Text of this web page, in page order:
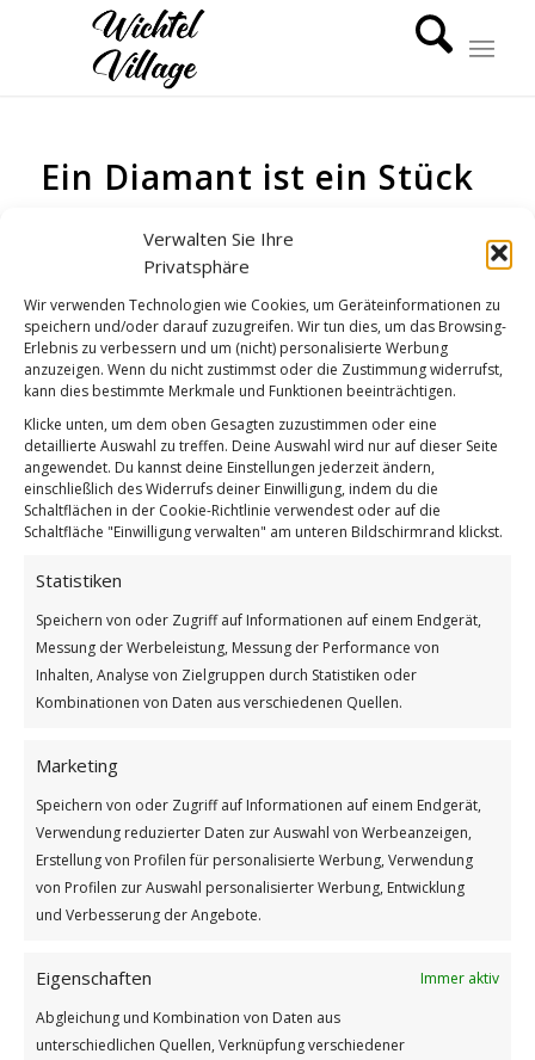
Verwalten Sie Ihre
Privatsphäre
Wir verwenden Technologien wie Cookies, um Geräteinformationen zu
speichern und/oder darauf zuzugreifen. Wir tun dies, um das Browsing-
Erlebnis zu verbessern und um (nicht) personalisierte Werbung
anzuzeigen. Wenn du nicht zustimmst oder die Zustimmung widerrufst,
kann dies bestimmte Merkmale und Funktionen beeinträchtigen.
Klicke unten, um dem oben Gesagten zuzustimmen oder eine
detaillierte Auswahl zu treffen. Deine Auswahl wird nur auf dieser Seite
angewendet. Du kannst deine Einstellungen jederzeit ändern,
einschließlich des Widerrufs deiner Einwilligung, indem du die
Schaltflächen in der Cookie-Richtlinie verwendest oder auf die
Schaltfläche "Einwilligung verwalten" am unteren Bildschirmrand klickst.
Statistiken
Speichern von oder Zugriff auf Informationen auf einem Endgerät,
Messung der Werbeleistung, Messung der Performance von
Inhalten, Analyse von Zielgruppen durch Statistiken oder
Kombinationen von Daten aus verschiedenen Quellen.
Marketing
Speichern von oder Zugriff auf Informationen auf einem Endgerät,
Verwendung reduzierter Daten zur Auswahl von Werbeanzeigen,
Erstellung von Profilen für personalisierte Werbung, Verwendung
von Profilen zur Auswahl personalisierter Werbung, Entwicklung
und Verbesserung der Angebote.
Eigenschaften
Immer aktiv
Abgleichung und Kombination von Daten aus
unterschiedlichen Quellen, Verknüpfung verschiedener
Ein Diamant ist ein Stück
6. MÄRZ 2025 / 0 KOMMENTARE / VON GÜNTER
Impressum